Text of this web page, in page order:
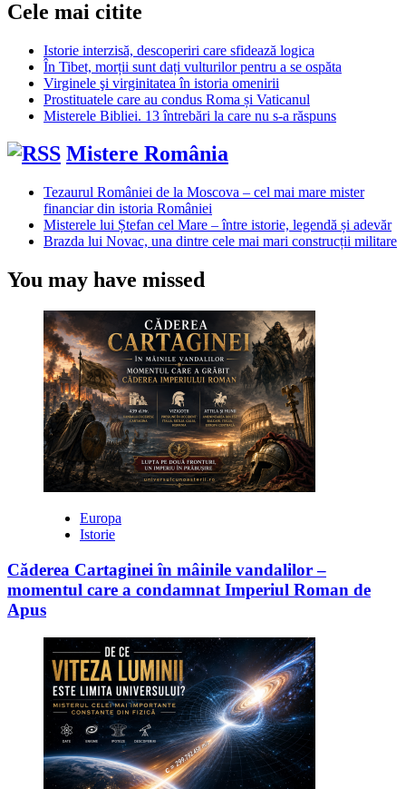
Cele mai citite
Istorie interzisă, descoperiri care sfidează logica
În Tibet, morții sunt dați vulturilor pentru a se ospăta
Virginele şi virginitatea în istoria omenirii
Prostituatele care au condus Roma și Vaticanul
Misterele Bibliei. 13 întrebări la care nu s-a răspuns
Mistere România
Tezaurul României de la Moscova – cel mai mare mister
financiar din istoria României
Misterele lui Ștefan cel Mare – între istorie, legendă și adevăr
Brazda lui Novac, una dintre cele mai mari construcții militare
You may have missed
Europa
Istorie
Căderea Cartaginei în mâinile vandalilor –
momentul care a condamnat Imperiul Roman de
Apus